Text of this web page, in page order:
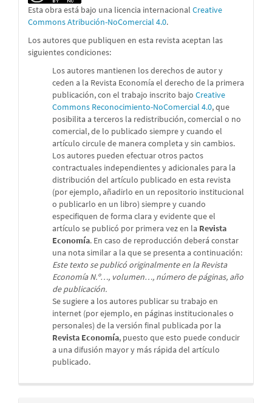
Esta obra está bajo una licencia internacional Creative
Commons Atribución-NoComercial 4.0.
Los autores que publiquen en esta revista aceptan las
siguientes condiciones:
Los autores mantienen los derechos de autor y
ceden a la Revista Economía el derecho de la primera
publicación, con el trabajo inscrito bajo Creative
Commons Reconocimiento-NoComercial 4.0, que
posibilita a terceros la redistribución, comercial o no
comercial, de lo publicado siempre y cuando el
artículo circule de manera completa y sin cambios.
Los autores pueden efectuar otros pactos
contractuales independientes y adicionales para la
distribución del artículo publicado en esta revista
(por ejemplo, añadirlo en un repositorio institucional
o publicarlo en un libro) siempre y cuando
especifiquen de forma clara y evidente que el
artículo se publicó por primera vez en la Revista
Economía. En caso de reproducción deberá constar
una nota similar a la que se presenta a continuación:
Este texto se publicó originalmente en la Revista
Economía N.º…, volumen…, número de páginas, año
de publicación.
Se sugiere a los autores publicar su trabajo en
internet (por ejemplo, en páginas institucionales o
personales) de la versión final publicada por la
Revista Economía, puesto que esto puede conducir
a una difusión mayor y más rápida del artículo
publicado.